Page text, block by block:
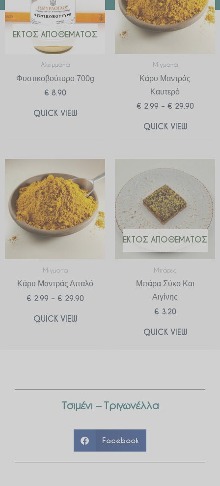
ΕΚΤΌΣ ΑΠΟΘΈΜΑΤΟΣ
Αλείμματα
Φυστικοβούτυρο 700g
€ 8.90
QUICK VIEW
Μίγματα
Κάρυ Μαντράς
Καυτερό
€ 2.99 – € 29.90
QUICK VIEW
Μίγματα
Κάρυ Μαντράς Απαλό
€ 2.99 – € 29.90
range:
€ 2.99
through
€ 29.90
QUICK VIEW
ΕΚΤΌΣ ΑΠΟΘΈΜΑΤΟΣ
Μπάρες
Μπάρα Σύκο Και
Αιγίνης
€ 3.20
QUICK VIEW
Τσιμένι – Τριγωνέλλα
Facebook